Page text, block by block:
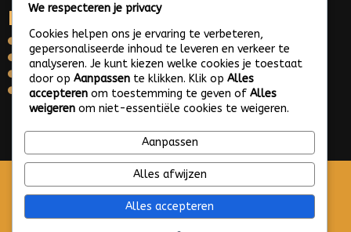
INFORMATIE
OVER MIJ
CONTACT
PRIVACY POLICY
WHATS APP ME
© 2025 Gravelroads area around the Netherlands
We respecteren je privacy
Cookies helpen ons je ervaring te verbeteren,
gepersonaliseerde inhoud te leveren en verkeer te
analyseren. Je kunt kiezen welke cookies je toestaat
door op Aanpassen te klikken. Klik op Alles
accepteren om toestemming te geven of Alles
weigeren om niet-essentiële cookies te weigeren.
Aanpassen
Alles afwijzen
Alles accepteren